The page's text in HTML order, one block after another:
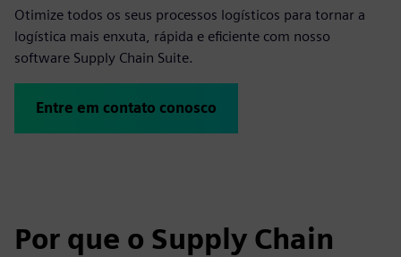
Otimize todos os seus processos logísticos para tornar a
logística mais enxuta, rápida e eficiente com nosso
software Supply Chain Suite.
Entre em contato conosco
Por que o Supply Chain